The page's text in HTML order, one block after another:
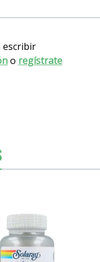
escribir
o regístrate